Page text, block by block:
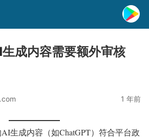
成内容需要额外审核
1 年前
生成内容（如ChatGPT）符合平台政